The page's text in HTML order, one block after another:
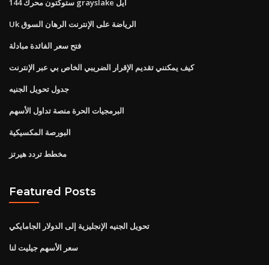
144 ستوكتون محرك grayslake ايل
Uk الرياضة على الإنترنت الرهان السوق
فتح سعر الفائدة مبادلة
كيف يمكنني تقديم الإقرار الضريبي الخاص بي عبر الإنترنت
جدول تحويل الجنيه
البرمجيات الحرة منصة تداول الأسهم
البورصة المكسيكية
مخطط تردد هيرتز
Featured Posts
تحويل الجنيه الإنجليزية إلى الدولار الجامايكي
سعر الأسهم جيليت لنا